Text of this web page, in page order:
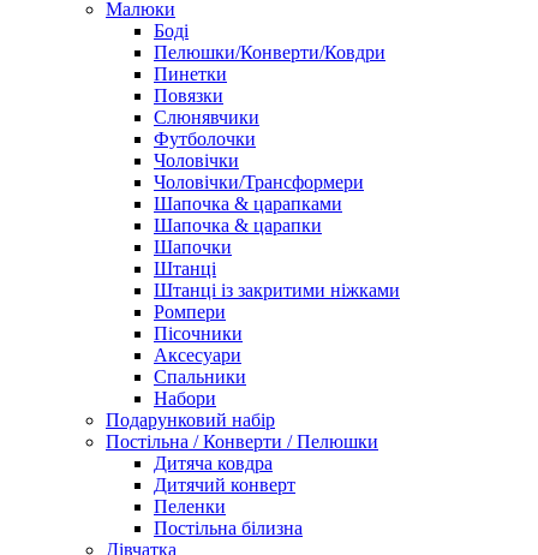
Малюки
Боді
Пелюшки/Конверти/Ковдри
Пинетки
Повязки
Слюнявчики
Футболочки
Чоловічки
Чоловічки/Трансформери
Шапочка & царапками
Шапочка & царапки
Шапочки
Штанці
Штанці із закритими ніжками
Ромпери
Пісочники
Аксесуари
Спальники
Набори
Подарунковий набір
Постільна / Конверти / Пелюшки
Дитяча ковдра
Дитячий конверт
Пеленки
Постільна білизна
Дівчатка